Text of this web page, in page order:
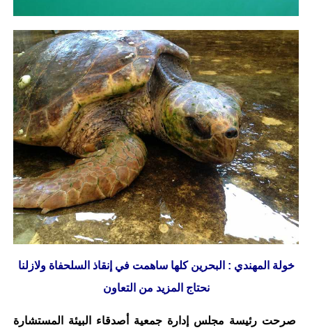
خولة المهندي : البحرين كلها ساهمت في إنقاذ السلحفاة ولازلنا
نحتاج المزيد من التعاون
صرحت رئيسة مجلس إدارة جمعية أصدقاء البيئة المستشارة